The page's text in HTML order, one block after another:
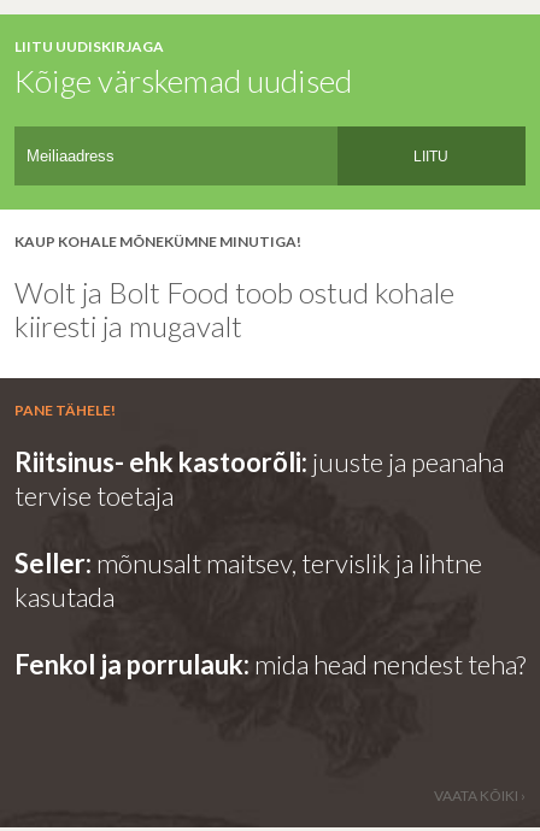
LIITU UUDISKIRJAGA
Kõige värskemad uudised
LIITU
KAUP KOHALE MÕNEKÜMNE MINUTIGA!
Wolt ja Bolt Food toob ostud kohale
kiiresti ja mugavalt
PANE TÄHELE!
Riitsinus- ehk kastoorõli: juuste ja peanaha
tervise toetaja
Seller: mõnusalt maitsev, tervislik ja lihtne
kasutada
Fenkol ja porrulauk: mida head nendest teha?
VAATA KÕIKI ›